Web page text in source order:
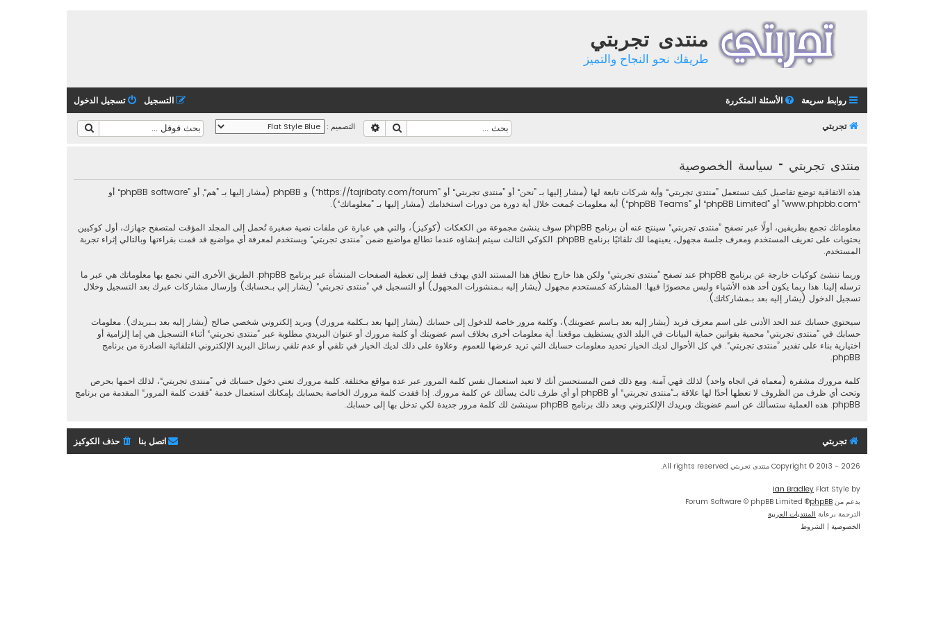
منتدى تجربتي
طريقك نحو النجاح والتميز
روابط سريعة الأسئلة المتكررة تسجيل الدخول التسجيل
تجربتي التصميم : بحث بحث متقدم
منتدى تجربتي - سياسة الخصوصية
هذه الاتفاقية توضع تفاصيل كيف تستعمل ”منتدى تجربتي“ وأية شركات تابعة لها (مشار إليها بـ ”نحن“ أو ”منتدى تجربتي“ أو ”https://tajribaty.com/forum“) و phpBB (مشار إليها بـ ”هم“, أو ”phpBB software“ أو
“www.phpbb.com” أو ”phpBB Limited“ أو ”phpBB Teams“) أية معلومات جُمعت خلال أية دورة من دورات استخدامك (مشار إليها بـ ”معلوماتك“).
معلوماتك تجمع بطريقين، أولًا عبر تصفح ”منتدى تجربتي“ سينتج عنه أن برنامج phpBB سوف ينشئ مجموعة من الكعكات (كوكيز)، والتي هي عبارة عن ملفات نصية صغيرة تُحمل إلى المجلد المؤقت لمتصفح جهازك، أول كوكيين
يحتويات على تعريف المستخدم ومعرف جلسة مجهول، يعينهما لك تلقائيًا برنامج phpBB. الكوكي الثالث سيتم إنشاؤه عندما تطالع مواضيع ضمن ”منتدى تجربتي“ ويستخدم لمعرفة أي مواضيع قد قمت بقراءتها وبالتالي إثراء تجربة
المستخدم.
وربما ننشئ كوكيات خارجة عن برنامج phpBB عند تصفح ”منتدى تجربتي“ ولكن هذا خارج نطاق هذا المستند الذي يهدف فقط إلى تغطية الصفحات المنشأة عبر برنامج phpBB. الطريق الأخرى التي نجمع بها معلوماتك هي عبر ما
ترسله إلينا. هذا ربما يكون أحد هذه الأشياء وليس محصورًا فيها: المشاركة كمستحدم مجهول (يشار إليه بـمنشورات المجهول) أو التسجيل في ”منتدى تجربتي“ (يشار إلي بـحسابك) وإرسال مشاركات عبرك بعد التسجيل وخلال
تسجيل الدخول (يشار إليه بعد بـمشاركاتك).
سيحتوي حسابك عند الحد الأدنى على اسم معرف فريد (يشار إليه بعد بـاسم عضويتك)، وكلمة مرور خاصة للدخول إلى حسابك (يشار إليها بعد بـكلمة مرورك) وبريد إلكتروني شخصي صالح (يشار إليه بعد بـبريدك). معلومات
حسابك في ”منتدى تجربتي“ محمية بقوانين حماية البيانات في البلد الذي يستظيف موقعنا. أية معلومات أخرى بخلاف اسم عضويتك أو كلمة مرورك أو عنوان البريدي مطلوبة عبر ”منتدى تجربتي“ أثناء التسجيل هي إما إلزامية أو
اختيارية بناء على تقدير ”منتدى تجربتي“. في كل الأحوال لديك الخيار تحديد معلومات حسابك التي تريد عرضها للعموم. وعلاوة على ذلك لديك الخيار في تلقي أو عدم تلقي رسائل البريد الإلكتروني التلقائية الصادرة من برنامج
phpBB.
كلمة مرورك مشفرة (معماه في اتجاه واحد) لذلك فهي آمنة. ومع ذلك فمن المستحسن أنك لا تعيد استعمال نفس كلمة المرور عبر عدة مواقع مختلفة. كلمة مرورك تعني دخول حسابك في ”منتدى تجربتي“، لذلك احمها بحرص
وتحت أي ظرف من الظروف لا تعطها أحدًا لها علاقة بـ”منتدى تجربتي“ أو phpBB أو أي طرف ثالث يسألك عن كلمة مرورك. إذا فقدت كلمة مرورك الخاصة بحسابك بإمكانك استعمال خدمة ”فقدت كلمة المرور“ المقدمة من برنامج
phpBB. هذه العملية ستسألك عن اسم عضويتك وبريدك الإلكتروني وبعد ذلك برنامج phpBB سينشئ لك كلمة مرور جديدة لكي تدخل بها إلى حسابك.
تجربتي حذف الكوكيز اتصل بنا
Copyright © 2013 - 2026 منتدى تجربتي All rights reserved.
Flat Style by
Ian Bradley
بدعم من phpBB
® Forum Software © phpBB Limited
الترجمة برعاية المنتديات العربية
الخصوصية | الشروط